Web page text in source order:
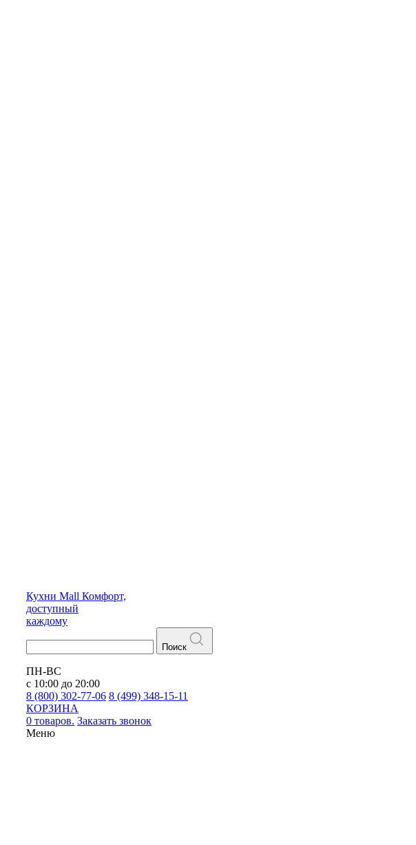
Кухни Mall Комфорт,
доступный
каждому
Поиск
ПН-ВС
с 10:00 до 20:00
8 (800) 302-77-06 8 (499) 348-15-11
КОРЗИНА
0 товаров. Заказать звонок
Меню